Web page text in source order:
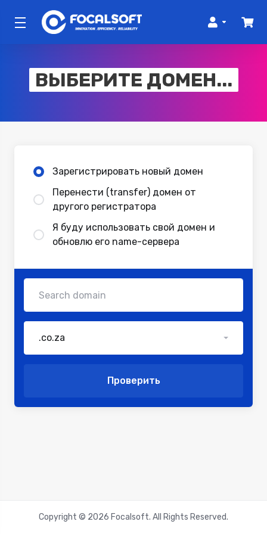
ВЫБЕРИТЕ ДОМЕН...
Зарегистрировать новый домен
Перенести (transfer) домен от
другого регистратора
Я буду использовать свой домен и
обновлю его name-сервера
.co.za
Проверить
Copyright © 2026 Focalsoft. All Rights Reserved.